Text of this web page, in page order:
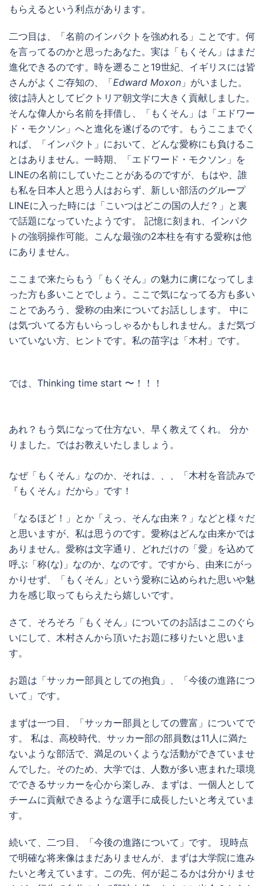
もらえるという利点があります。
二つ目は、「名前のインパクトを強めれる」ことです。何
を言ってるのかと思ったあなた。実は「もくそん」はまだ
進化できるのです。時を遡ること19世紀、イギリスには皆
さんがよくご存知の、「Edward Moxon 」がいました。
彼は詩人としてビクトリア朝文学に大きく貢献しました。
そんな偉人から名前を拝借し、「もくそん」は「エドワー
ド・モクソン」へと進化を遂げるのです。もうここまでく
れば、「インパクト」において、どんな愛称にも負けるこ
とはありません。一時期、「エドワード・モクソン」を
LINEの名前にしていたことがあるのですが、もはや、誰
も私を日本人と思う人はおらず、新しい部活のグループ
LINEに入った時には「こいつはどこの国の人だ？」と裏
で話題になっていたようです。 記憶に刻まれ、インパク
トの強弱操作可能。こんな最強の2本柱を有する愛称は他
にありません。
ここまで来たらもう「もくそん」の魅力に虜になってしま
った方も多いことでしょう。ここで気になってる方も多い
ことであろう、愛称の由来についてお話しします。 中に
は気づいてる方もいらっしゃるかもしれません。まだ気づ
いていない方、ヒントです。私の苗字は「木村」です。
では、Thinking time start 〜！！！
あれ？もう気になって仕方ない、早く教えてくれ。 分か
りました。ではお教えいたしましょう。
なぜ「もくそん」なのか、それは、、、「木村を音読みで
『もくそん』だから」です！
「なるほど！」とか「えっ、そんな由来？」などと様々だ
と思いますが、私は思うのです。愛称はどんな由来かでは
ありません。愛称は文字通り、どれだけの「愛」を込めて
呼ぶ「称(な)」なのか、なのです。ですから、由来にがっ
かりせず、「もくそん」という愛称に込められた思いや魅
力を感じ取ってもらえたら嬉しいです。
さて、そろそろ「もくそん」についてのお話はここのぐら
いにして、木村さんから頂いたお題に移りたいと思いま
す。
お題は「サッカー部員としての抱負」、「今後の進路につ
いて」です。
まずは一つ目、「サッカー部員としての豊富」についてで
す。 私は、高校時代、サッカー部の部員数は11人に満た
ないような部活で、満足のいくような活動ができていませ
んでした。そのため、大学では、人数が多い恵まれた環境
でできるサッカーを心から楽しみ、まずは、一個人として
チームに貢献できるような選手に成長したいと考えていま
す。
続いて、二つ目、「今後の進路について」です。 現時点
で明確な将来像はまだありませんが、まずは大学院に進み
たいと考えています。この先、何が起こるかは分かりませ